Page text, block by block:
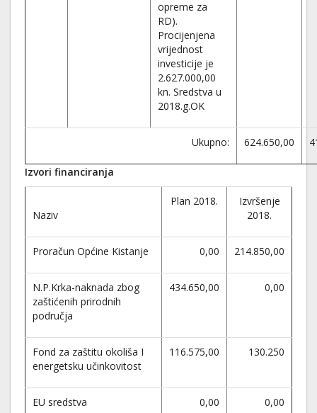
opreme za
RD).
Procijenjena
vrijednost
investicije je
2.627.000,00
kn. Sredstva u
2018.g.OK
Ukupno: 624.650,00
Izvori financiranja
Naziv
Plan 2018.
Izvršenje
2018.
Proračun Općine Kistanje 0,00 214.850,00
N.P.Krka-naknada zbog
zaštićenih prirodnih
područja
434.650,00 0,00
Fond za zaštitu okoliša I
energetsku učinkovitost
116.575,00 130.250
EU sredstva 0,00 0,00